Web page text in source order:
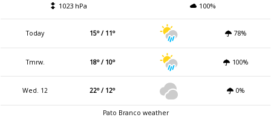
1023 hPa
100%
Today 15º / 11º 78%
Tmrw. 18º / 10º 100%
Wed. 12 22º / 12º 0%
Pato Branco weather